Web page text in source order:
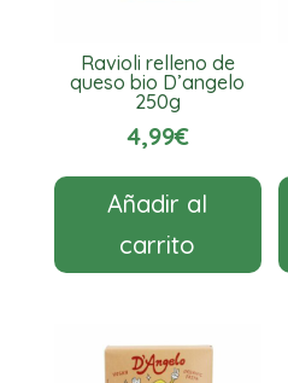
Ravioli relleno de
queso bio D’angelo
250g
4,99€
Añadir al
carrito